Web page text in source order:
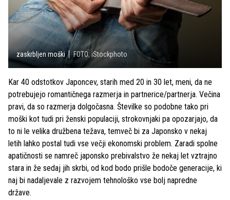
zaskrbljen moški FOTO: iStockphoto
Kar 40 odstotkov Japoncev, starih med 20 in 30 let, meni, da ne
potrebujejo romantičnega razmerja in partnerice/partnerja. Večina
pravi, da so razmerja dolgočasna. Številke so podobne tako pri
moški kot tudi pri ženski populaciji, strokovnjaki pa opozarjajo, da
to ni le velika družbena težava, temveč bi za Japonsko v nekaj
letih lahko postal tudi vse večji ekonomski problem. Zaradi spolne
apatičnosti se namreč japonsko prebivalstvo že nekaj let vztrajno
stara in že sedaj jih skrbi, od kod bodo prišle bodoče generacije, ki
naj bi nadaljevale z razvojem tehnološko vse bolj napredne
države.